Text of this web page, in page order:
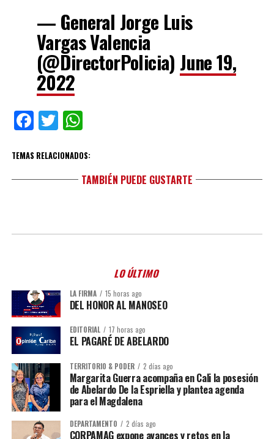
— General Jorge Luis
Vargas Valencia
(@DirectorPolicia) June 19,
2022
Facebook
TwitterWhatsApp
TEMAS RELACIONADOS:
TAMBIÉN PUEDE GUSTARTE
LO ÚLTIMO
LA FIRMA 15 horas ago
DEL HONOR AL MANOSEO
EDITORIAL 17 horas ago
EL PAGARÉ DE ABELARDO
TERRITORIO & PODER 2 días ago
Margarita Guerra acompaña en Cali la posesión
de Abelardo De la Espriella y plantea agenda
para el Magdalena
DEPARTAMENTO 2 días ago
CORPAMAG expone avances y retos en la